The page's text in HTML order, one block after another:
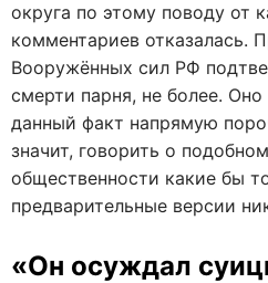
округа по этому поводу от
комментариев отказалась.
Вооружённых сил РФ
смерти парня, не более.
данный факт напрямую
значит, говорить о
общественности какие бы
предварительные версии
«Он осуждал